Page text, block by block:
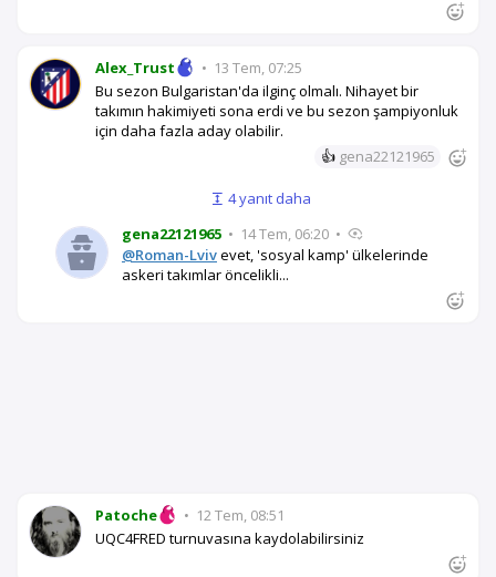
Alex_Trust • 13 Tem, 07:25
Bu sezon Bulgaristan'da ilginç olmalı. Nihayet bir
takımın hakimiyeti sona erdi ve bu sezon şampiyonluk
için daha fazla aday olabilir.
👍 gena22121965
4 yanıt daha
gena22121965 • 14 Tem, 06:20 •
@Roman-Lvivevet, 'sosyal kamp' ülkelerinde
askeri takımlar öncelikli...
Patoche • 12 Tem, 08:51
UQC4FRED turnuvasına kaydolabilirsiniz